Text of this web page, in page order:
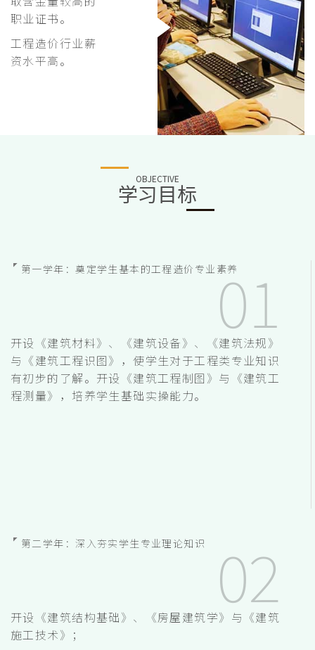
职业证书。
工程造价行业薪
资水平高。
OBJECTIVE
学习目标
第一学年：奠定学生基本的工程造价专业素养
开设《建筑材料》、《建筑设备》、《建筑法规》
与《建筑工程识图》，使学生对于工程类专业知识
有初步的了解。开设《建筑工程制图》与《建筑工
程测量》，培养学生基础实操能力。
第二学年：深入夯实学生专业理论知识
开设《建筑结构基础》、《房屋建筑学》与《建筑
施工技术》；